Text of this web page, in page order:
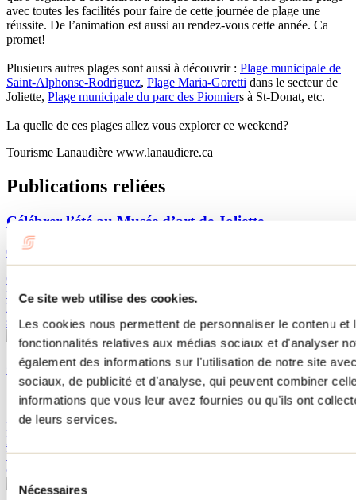
Ce site web utilise des cookies.
Les cookies nous permettent de personnaliser le contenu
fonctionnalités relatives aux médias sociaux et d'analyser
également des informations sur l'utilisation de notre site
sociaux, de publicité et d'analyse, qui peuvent combiner
informations que vous leur avez fournies ou qu'ils ont
de leurs services.
Sélection
du Nécessaires
avec toutes les facilités pour faire de cette journée de plage une
réussite. De l’animation est aussi au rendez-vous cette année. Ca
promet!
Plusieurs autres plages sont aussi à découvrir : Plage municipale de
Saint-Alphonse-Rodriguez, Plage Maria-Goretti dans le secteur de
Joliette, Plage municipale du parc des Pionniers à St-Donat, etc.
La quelle de ces plages allez vous explorer ce weekend?
Tourisme Lanaudière www.lanaudiere.ca
Publications reliées
Célébrer l’été au Musée d’art de Joliette
09 avril 2024
Quelle fierté de compter sur la présence de l’un des plus importants
musées d’art au Québec dans la région de Lanaudière! En effet, le
Musée d’art de Joliette est le plus important musée en région avec
son impressionnante collection.
Quand l'oie est d'or
11 juillet 2012
La Ferme L'Oie D'Or, vous connaissez? Située sur le rang Saint-
Louis à Saint-Gabriel-de-Brandon, tout juste aux frontières de
Mandeville, cette ferme est une belle découverte pour la gourmande
en moi. Lors d'une randonnée à moto sur les Chemins de...